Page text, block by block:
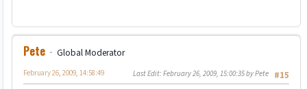
Pete
Global Moderator
#15
February 26, 2009, 14:58:49 Last Edit: February 26, 2009, 15:00:35 by Pete